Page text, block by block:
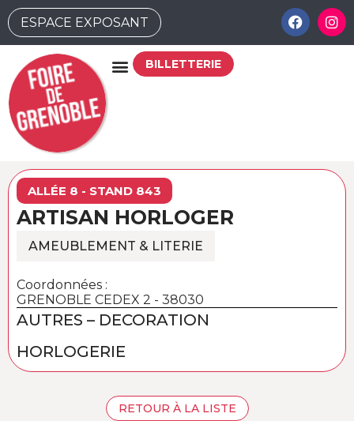
ESPACE EXPOSANT
BILLETTERIE
ALLÉE 8 - STAND 843
ARTISAN HORLOGER
AMEUBLEMENT & LITERIE
Coordonnées :
GRENOBLE CEDEX 2 - 38030
AUTRES – DECORATION
HORLOGERIE
RETOUR À LA LISTE